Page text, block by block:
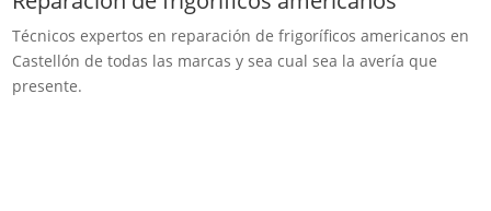
Técnicos expertos en reparación de frigoríficos americanos en
Castellón de todas las marcas y sea cual sea la avería que
presente.